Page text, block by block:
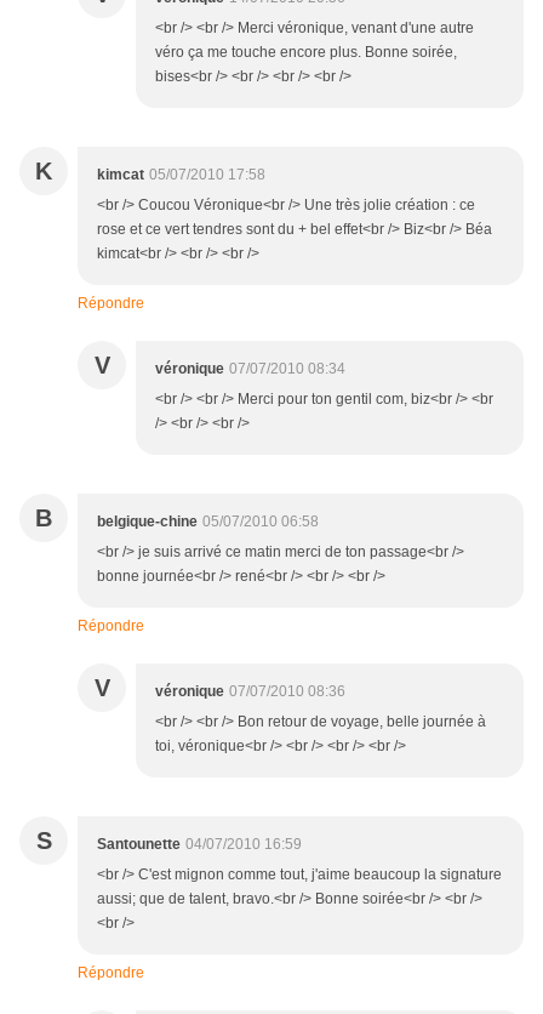
<br /> <br /> Merci véronique, venant d'une autre
véro ça me touche encore plus. Bonne soirée,
bises<br /> <br /> <br /> <br />
K kimcat 05/07/2010 17:58
<br /> Coucou Véronique<br /> Une très jolie création : ce
rose et ce vert tendres sont du + bel effet<br /> Biz<br /> Béa
kimcat<br /> <br /> <br />
Répondre
V véronique 07/07/2010 08:34
<br /> <br /> Merci pour ton gentil com, biz<br /> <br
/> <br /> <br />
B belgique-chine 05/07/2010 06:58
<br /> je suis arrivé ce matin merci de ton passage<br />
bonne journée<br /> rené<br /> <br /> <br />
Répondre
V véronique 07/07/2010 08:36
<br /> <br /> Bon retour de voyage, belle journée à
toi, véronique<br /> <br /> <br /> <br />
S Santounette 04/07/2010 16:59
<br /> C'est mignon comme tout, j'aime beaucoup la signature
aussi; que de talent, bravo.<br /> Bonne soirée<br /> <br />
<br />
Répondre